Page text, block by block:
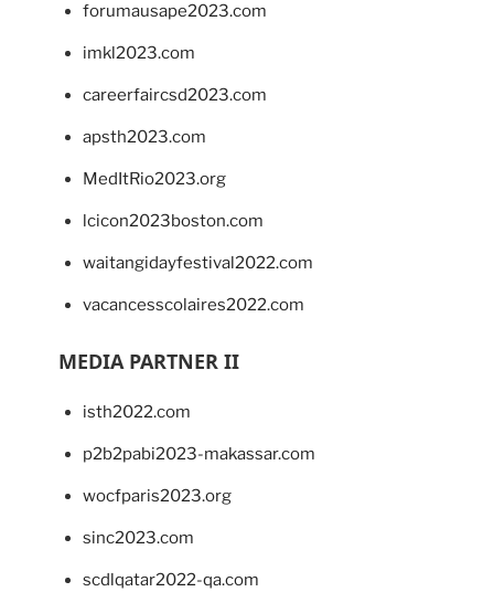
forumausape2023.com
imkl2023.com
careerfaircsd2023.com
apsth2023.com
MedItRio2023.org
lcicon2023boston.com
waitangidayfestival2022.com
vacancesscolaires2022.com
MEDIA PARTNER II
isth2022.com
p2b2pabi2023-makassar.com
wocfparis2023.org
sinc2023.com
scdlqatar2022-qa.com